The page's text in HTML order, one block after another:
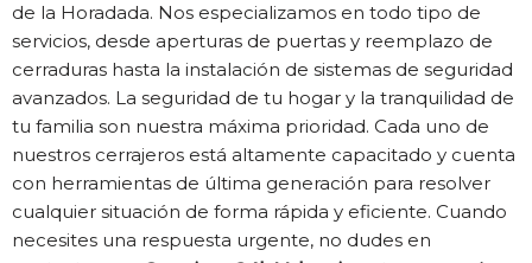
de la Horadada. Nos especializamos en todo tipo de
servicios, desde aperturas de puertas y reemplazo de
cerraduras hasta la instalación de sistemas de seguridad
avanzados. La seguridad de tu hogar y la tranquilidad de
tu familia son nuestra máxima prioridad. Cada uno de
nuestros cerrajeros está altamente capacitado y cuenta
con herramientas de última generación para resolver
cualquier situación de forma rápida y eficiente. Cuando
necesites una respuesta urgente, no dudes en